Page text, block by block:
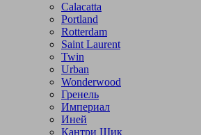
Calacatta
Portland
Rotterdam
Saint Laurent
Twin
Urban
Wonderwood
Гренель
Империал
Иней
Кантри Шик